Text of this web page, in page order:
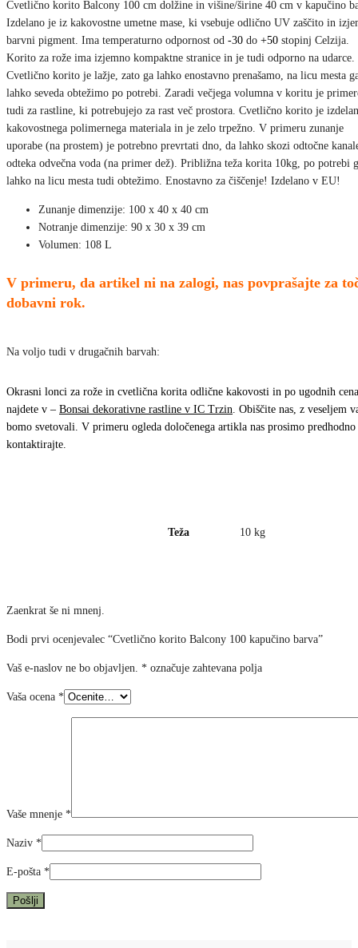
Cvetlično korito Balcony 100 cm dolžine in višine/širine 40 cm v kapučino
Izdelano je iz kakovostne umetne mase, ki vsebuje odlično UV zaščito in
barvni pigment. Ima temperaturno odpornost od -30 do +50 stopinj Celzija.
Korito za rože ima izjemno kompaktne stranice in je tudi odporno na udarce.
Cvetlično korito je lažje, zato ga lahko enostavno prenašamo, na licu mesta
lahko seveda obtežimo po potrebi. Zaradi večjega volumna v koritu je
tudi za rastline, ki potrebujejo za rast več prostora. Cvetlično korito je
kakovostnega polimernega materiala in je zelo trpežno. V primeru zunanje
uporabe (na prostem) je potrebno prevrtati dno, da lahko skozi odtočne
odteka odvečna voda (na primer dež). Približna teža korita 10kg, po potrebi
lahko na licu mesta tudi obtežimo. Enostavno za čiščenje! Izdelano v EU!
Zunanje dimenzije: 100 x 40 x 40 cm
Notranje dimenzije: 90 x 30 x 39 cm
Volumen: 108 L
V primeru, da artikel ni na zalogi, nas povprašajte za
dobavni rok.
Na voljo tudi v drugačnih barvah:
Okrasni lonci za rože in cvetlična korita odlične kakovosti in po ugodnih
najdete v – Bonsai dekorativne rastline v IC Trzin . Obiščite nas, z veseljem
bomo svetovali. V primeru ogleda določenega artikla nas prosimo predhodno
kontaktirajte.
Teža 10 kg
Zaenkrat še ni mnenj.
Bodi prvi ocenjevalec “Cvetlično korito Balcony 100 kapučino barva”
Vaš e-naslov ne bo objavljen. * označuje zahtevana polja
Vaša ocena *
Vaše mnenje *
Naziv *
E-pošta *